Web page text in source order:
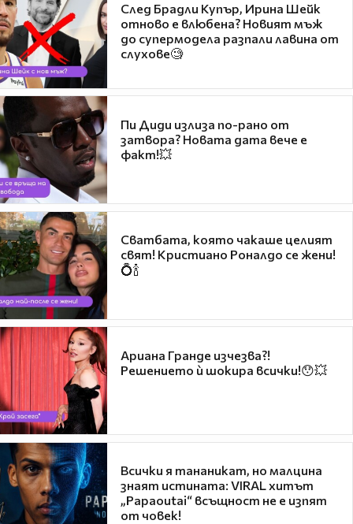
След Брадли Купър, Ирина Шейк
отново е влюбена? Новият мъж
до супермодела разпали лавина от
слухове🧐
Пи Диди излиза по-рано от
затвора? Новата дата вече е
факт!💥
Сватбата, която чакаше целият
свят! Кристиано Роналдо се жени!
💍🍾
Ариана Гранде изчезва?!
Решението ѝ шокира всички!😯💥
Всички я тананикат, но малцина
знаят истината: VIRAL хитът
„Papaoutai“ всъщност не е изпят
от човек!